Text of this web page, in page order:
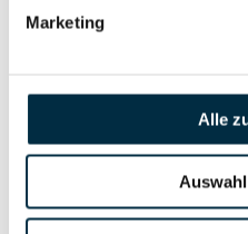
Marketing
Alle
Unternehmensnetzwerk
Berechtigten Pfad